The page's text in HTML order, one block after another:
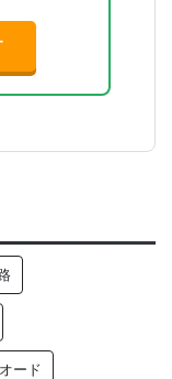
ード